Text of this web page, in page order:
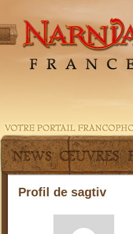
Profil de sagtiv